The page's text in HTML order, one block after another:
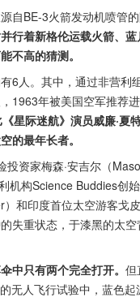
自BE-3火箭发动机喷管
行着新格伦运载火箭、
不高的猜测。
6人。其中，通过非营利
1963年被美国空军推荐
星际迷航》演员威廉·
的最年长者。
投资家梅森·安吉尔（
机构Science Buddies创
）和印度首位太空游客
失重状态，于漆黑的太
中只有两个完全打开。 但
无人飞行试验中，蓝色